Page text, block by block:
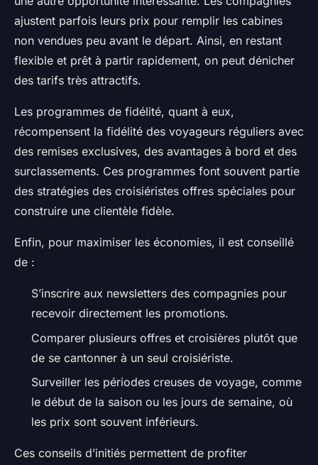
ajustent parfois leurs prix pour remplir les cabines
non vendues peu avant le départ. Ainsi, en restant
flexible et prêt à partir rapidement, on peut dénicher
des tarifs très attractifs.
Les programmes de fidélité, quant à eux,
récompensent la fidélité des voyageurs réguliers avec
des remises exclusives, des avantages à bord et des
surclassements. Ces programmes font souvent partie
des stratégies des croisiéristes offres spéciales pour
construire une clientèle fidèle.
Enfin, pour maximiser les économies, il est conseillé
de :
S’inscrire aux newsletters des compagnies pour
recevoir directement les promotions.
Comparer plusieurs offres et croisières plutôt que
de se cantonner à un seul croisiériste.
Surveiller les périodes creuses de voyage, comme
le début de la saison ou les jours de semaine, où
les prix sont souvent inférieurs.
Ces conseils d’initiés permettent de profiter